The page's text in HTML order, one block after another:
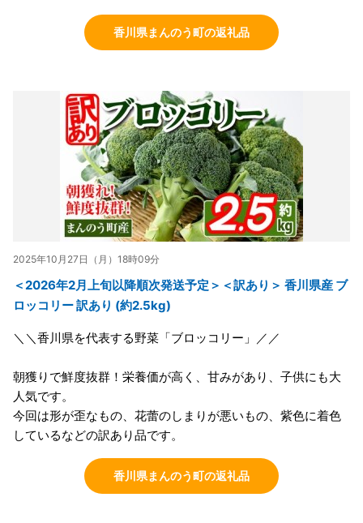
香川県まんのう町の返礼品
2025年10月27日（月）18時09分
＜2026年2月上旬以降順次発送予定＞＜訳あり＞ 香川県産 ブ
ロッコリー 訳あり (約2.5kg)
＼＼香川県を代表する野菜「ブロッコリー」／／
朝獲りで鮮度抜群！栄養価が高く、甘みがあり、子供にも大
人気です。
今回は形が歪なもの、花蕾のしまりが悪いもの、紫色に着色
しているなどの訳あり品です。
香川県まんのう町の返礼品